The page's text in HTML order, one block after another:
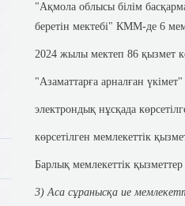
"Ақмола облысы білім
беретін мектебі" КММ-де 6
2024 жылы мектеп 86 қызмет
"Азаматтарға арналған
электрондық нұсқада
көрсетілген мемлекеттік
Барлық мемлекеттік қызметтер
3) Аса сұранысқа ие